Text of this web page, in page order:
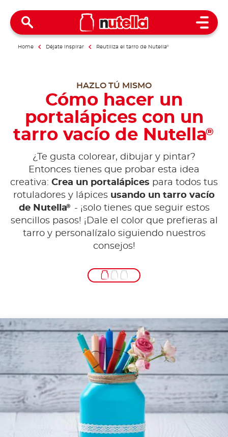
Open
Home Déjate inspirar Reutiliza el tarro de Nutella®
HAZLO TÚ MISMO
Cómo hacer un
portalápices con un
tarro vacío de Nutella®
¿Te gusta colorear, dibujar y pintar?
Entonces tienes que probar esta idea
creativa: Crea un portalápices para todos tus
rotuladores y lápices usando un tarro vacío
de Nutella®
- ¡solo tienes que seguir estos
sencillos pasos! ¡Dale el color que prefieras al
tarro y personalízalo siguiendo nuestros
consejos!